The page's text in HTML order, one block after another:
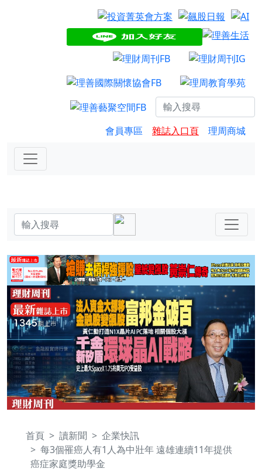
會員專區 雜誌入口頁 理周商城
首頁 讀新聞
企業快訊
每3個罹癌人有1人為中壯年 遠雄連續11年提供
癌症家庭獎助學金